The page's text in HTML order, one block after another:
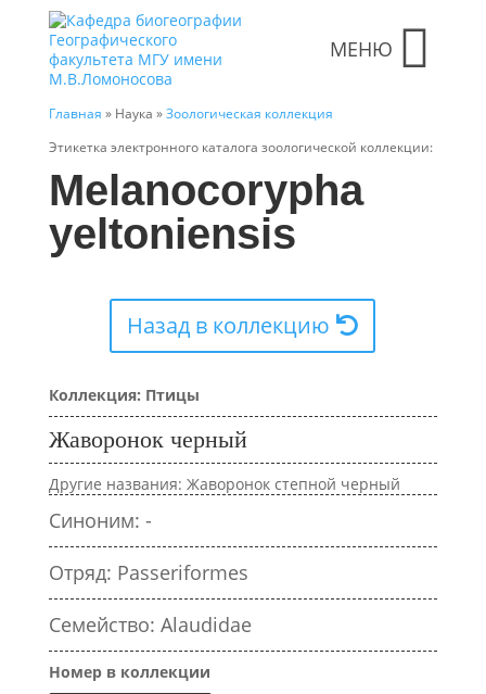
МЕНЮ
Главная » Наука »Зоологическая коллекция
Этикетка электронного каталога зоологической коллекции:
Melanocorypha
yeltoniensis
Назад в коллекцию
Коллекция: Птицы
Жаворонок черный
Другие названия: Жаворонок степной черный
Синоним: -
Отряд: Passeriformes
Семейство: Alaudidae
Номер в коллекции